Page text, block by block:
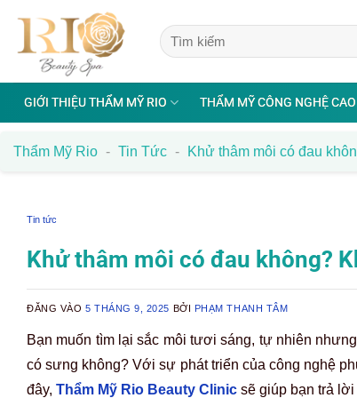
nội
GIỚI THIỆU THẨM MỸ RIO THẨM MỸ CÔNG NGHỆ CAO
Thẩm Mỹ Rio - Tin Tức - Khử thâm môi có đau
Tin tức
Khử thâm môi có đau không?
ĐĂNG VÀO 5 THÁNG 9, 2025 BỞI PHẠM THANH TÂM
Bạn muốn tìm lại sắc môi tươi sáng, tự nhiên
có sưng không? Với sự phát triển của công nghệ
đây, Thẩm Mỹ Rio Beauty Clinic sẽ giúp bạn trả lời